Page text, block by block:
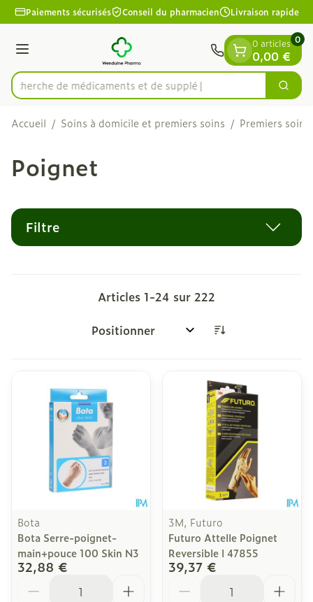
Aller au contenu
1 de 1
Paiements sécurisés Conseil du pharmacien Livraison rapide
Menu
Rechercher
Recherche de méd
0 articles
0,00 €
0
Accueil / Soins à domicile et premiers soins / Premiers soins
Poignet
Filtre
Articles 1-24 sur 222
Trier par:
Bota
Bota Serre-poignet-
main+pouce 100 Skin N3
32,88 €
3M, Futuro
Futuro Attelle Poignet
Reversible l 47855
39,37 €